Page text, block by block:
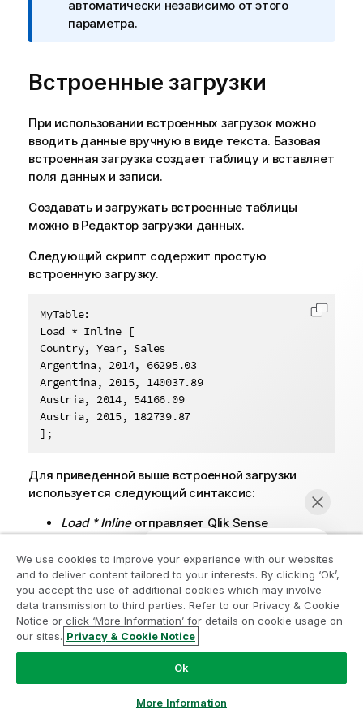
и
м
а
н
е
к
и
н
м
а
и
и
автоматически независимо от этого
параметра.
Встроенные загрузки
При использовании встроенных загрузок можно
вводить данные вручную в виде текста. Базовая
встроенная загрузка создает таблицу и вставляет
поля данных и записи.
Создавать и загружать встроенные таблицы
можно в Редактор загрузки данных.
Следующий скрипт содержит простую
встроенную загрузку.
MyTable:
Load * Inline [
Country, Year, Sales
Argentina, 2014, 66295.03
Argentina, 2015, 140037.89
Austria, 2014, 54166.09
Austria, 2015, 182739.87
];
Для приведенной выше встроенной загрузки
используется следующий синтаксис:
Load * Inlineотправляет Qlik Sense
инструкцию загрузить все поля из
приведенной ниже встроенной таблицы.
MyTable:определяет имя таблицы. Список
таблиц в приложении можно открыть в
Просмотр модели данныхи в других
областях.
Данные заключены в квадратные скобки.
Поля данных определяются в первой строке
We use cookies to improve your experience with our websites
and to deliver content tailored to your interests. By clicking ‘Ok’,
you accept the use of additional cookies which may involve
data transmission to third parties. Refer to our Privacy & Cookie
Notice or click ‘More Information’ for details on cookie usage on
our sites. Privacy & Cookie Notice
Ok
More Information